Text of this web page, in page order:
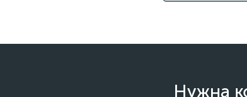
Нужна